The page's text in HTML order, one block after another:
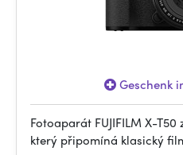
Geschenk
Fotoaparát FUJIFILM X-
který připomíná klasický